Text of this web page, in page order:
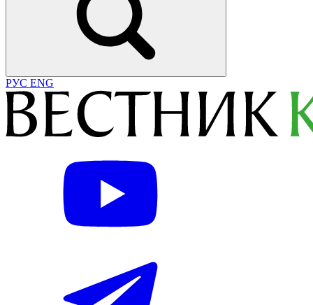
РУС ENG